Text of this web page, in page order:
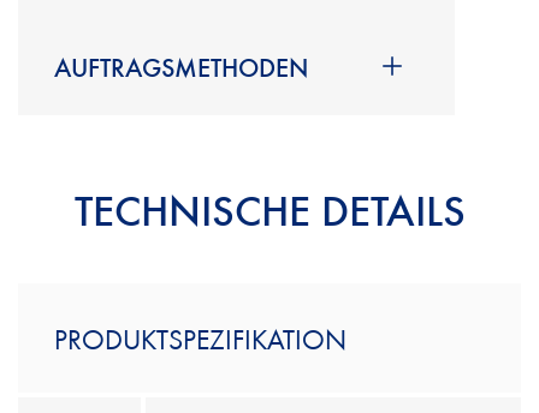
Exotenhölzer
Nadelhölzer
Türleimungen
AUFTRAGSMETHODEN
Leimroller
Pinsel
TECHNISCHE DETAILS
PRODUKTSPEZIFIKATION